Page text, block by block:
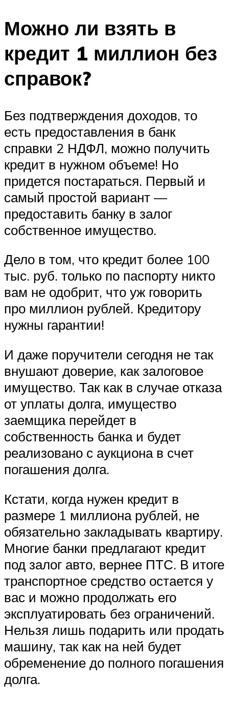
Можно ли взять в
кредит 1 миллион без
справок?
Без подтверждения доходов, то
есть предоставления в банк
справки 2 НДФЛ, можно получить
кредит в нужном объеме! Но
придется постараться. Первый и
самый простой вариант —
предоставить банку в залог
собственное имущество.
Дело в том, что кредит более 100
тыс. руб. только по паспорту никто
вам не одобрит, что уж говорить
про миллион рублей. Кредитору
нужны гарантии!
И даже поручители сегодня не так
внушают доверие, как залоговое
имущество. Так как в случае отказа
от уплаты долга, имущество
заемщика перейдет в
собственность банка и будет
реализовано с аукциона в счет
погашения долга.
Кстати, когда нужен кредит в
размере 1 миллиона рублей, не
обязательно закладывать квартиру.
Многие банки предлагают кредит
под залог авто, вернее ПТС. В итоге
транспортное средство остается у
вас и можно продолжать его
эксплуатировать без ограничений.
Нельзя лишь подарить или продать
машину, так как на ней будет
обременение до полного погашения
долга.